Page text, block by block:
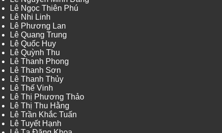
Lê Ngọc Thiên Phú
Lê Nhi Linh
Lê Phương Lan
Lê Quang Trung
Lê Quốc Huy
Lê Quỳnh Thu
Lê Thanh Phong
Lê Thanh Sơn
Lê Thanh Thủy
Lê Thế Vinh
Lê Thị Phương Thảo
Lê Thị Thu Hằng
Lê Trần Khắc Tuấn
Lê Tuyết Hạnh